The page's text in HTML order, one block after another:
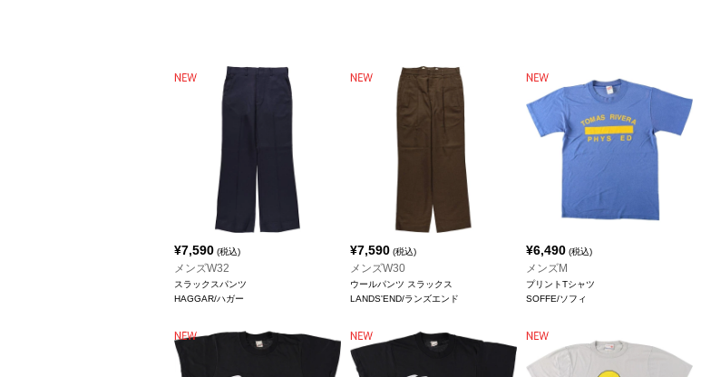
¥7,590 (税込)
メンズW32
スラックスパンツ
HAGGAR/ハガー
¥7,590 (税込)
メンズW30
ウールパンツ スラックス
LANDS'END/ランズエンド
¥6,490 (税込)
メンズM
プリントTシャツ
SOFFE/ソフィ